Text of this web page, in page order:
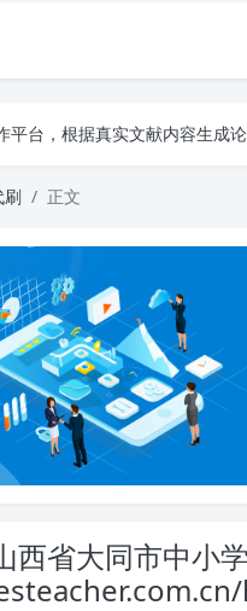
平台，根据真实文献内容生成论
台，大学生网课、成教、培训
台，大学生网课、成教、培训
刷 正文
西省大同市中小